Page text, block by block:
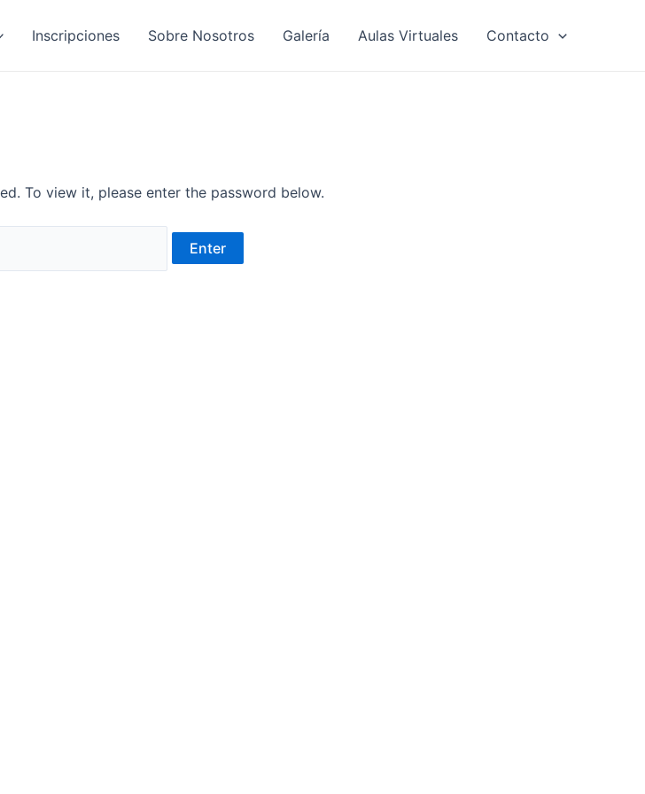
Inscripciones Sobre Nosotros Galería Aulas Virtuales Contacto
To view it, please enter the password below.